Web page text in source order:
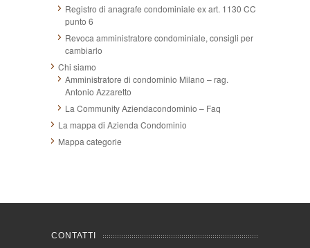
Registro di anagrafe condominiale ex art. 1130 CC
punto 6
Revoca amministratore condominiale, consigli per
cambiarlo
Chi siamo
Amministratore di condominio Milano – rag.
Antonio Azzaretto
La Community Aziendacondominio – Faq
La mappa di Azienda Condominio
Mappa categorie
CONTATTI